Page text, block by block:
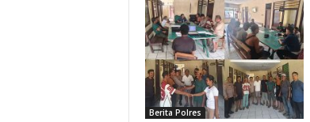
Berita Polres